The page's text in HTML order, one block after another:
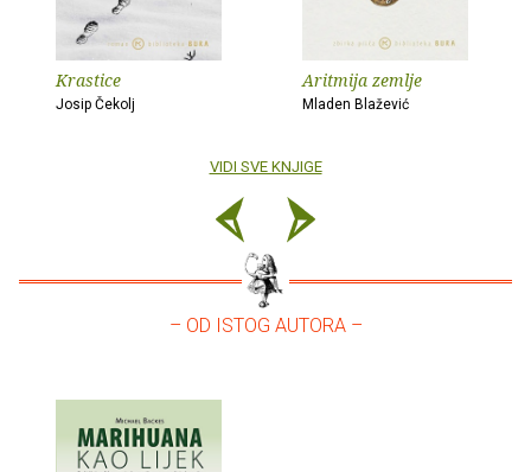
Krastice
Josip Čekolj
Aritmija zemlje
Mladen Blažević
VIDI SVE KNJIGE
– OD ISTOG AUTORA –